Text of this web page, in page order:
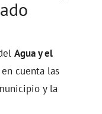
Agua y el
cuenta las
y la